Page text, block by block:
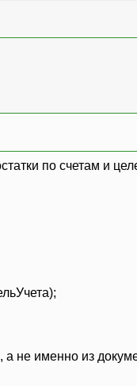
= "14.5.1")или(
по счетам и
а не именно из